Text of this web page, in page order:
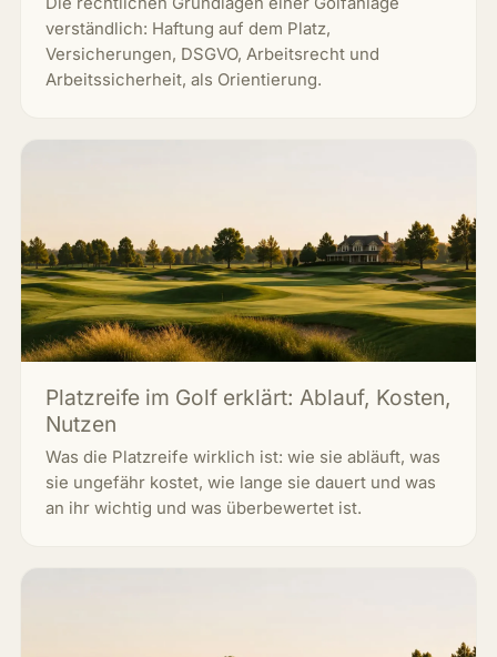
verständlich: Haftung auf dem Platz,
Versicherungen, DSGVO, Arbeitsrecht und
Arbeitssicherheit, als Orientierung.
Platzreife im Golf erklärt: Ablauf, Kosten,
Nutzen
Was die Platzreife wirklich ist: wie sie abläuft, was
sie ungefähr kostet, wie lange sie dauert und was
an ihr wichtig und was überbewertet ist.